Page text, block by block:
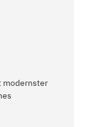
modernster